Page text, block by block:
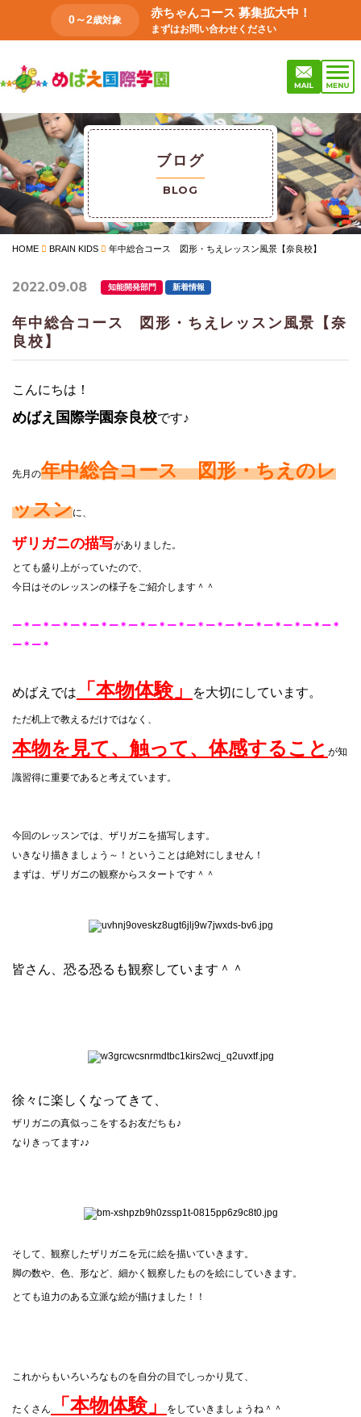
0～2歳対象
赤ちゃんコース 募集拡大中！
まずはお問い合わせください
ブログ
BLOG
HOME BRAIN KIDS 年中総合コース 図形・ちえレッスン風景【奈良校】
2022.09.08 知能開発部門 新着情報
年中総合コース 図形・ちえレッスン風景【奈
良校】
こんにちは！
めばえ国際学園奈良校です♪
先月の年中総合コース 図形・ちえのレ
ッスンに、
ザリガニの描写がありました。
とても盛り上がっていたので、
今日はそのレッスンの様子をご紹介します＾＾
ー＊ー＊ー＊ー＊ー＊ー＊ー＊ー＊ー＊ー＊ー＊ー＊ー＊ー＊ー＊ー＊ー＊
ー＊ー＊
めばえでは 「本物体験」 を大切にしています。
ただ机上で教えるだけではなく、
本物を見て、触って、体感すること が知
識習得に重要であると考えています。
今回のレッスンでは、ザリガニを描写します。
いきなり描きましょう～！ということは絶対にしません！
まずは、ザリガニの観察からスタートです＾＾
皆さん、恐る恐るも観察しています＾＾
徐々に楽しくなってきて、
ザリガニの真似っこをするお友だちも♪
なりきってます♪♪
そして、観察したザリガニを元に絵を描いていきます。
脚の数や、色、形など、細かく観察したものを絵にしていきます。
とても迫力のある立派な絵が描けました！！
これからもいろいろなものを自分の目でしっかり見て、
たくさん 「本物体験」 をしていきましょうね＾＾